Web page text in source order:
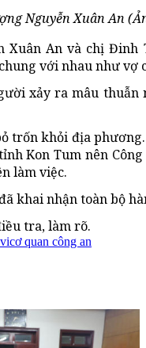
Nguyễn Xuân An
Xuân An và chị
với nhau như vợ
xảy ra mâu thuẫn
trốn khỏi địa
Kon Tum nên
làm việc.
khai nhận toàn bộ
tra, làm rõ.
cơ quan công an